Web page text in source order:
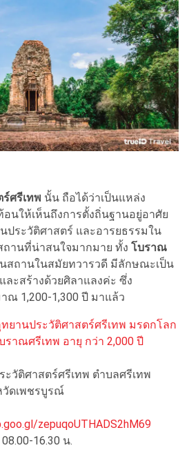
ศรีเทพ นั้น ถือได้ว่าเป็นแหล่ง
นให้เห็นถึงการตั้งถิ่นฐานอยู่อาศัย
ระวัติศาสตร์ และอารยธรรมใน
านที่น่าสนใจมากมาย ทั้ง โบราณ
สถานในสมัยทวารวดี มีลักษณะเป็น
ะสร้างด้วยศิลาแลงค่ะ ซึ่ง
ณ 1,200-1,300 ปี มาแล้ว
ยานประวัติศาสตร์ศรีเทพ มรดกโลก
ราณศรีเทพ อายุ กว่า 2,000 ปี
ะวัติศาสตร์ศรีเทพ ตำบลศรีเทพ
วัดเพชรบูรณ์
zepuqoUTHADS2hM69
16.30 น.